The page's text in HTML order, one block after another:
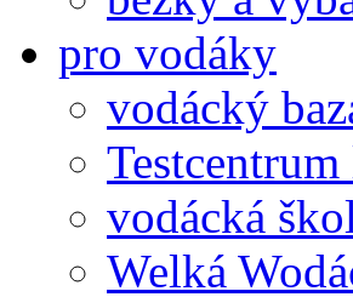
pro vodáky
vodácký
vodácká
Welká